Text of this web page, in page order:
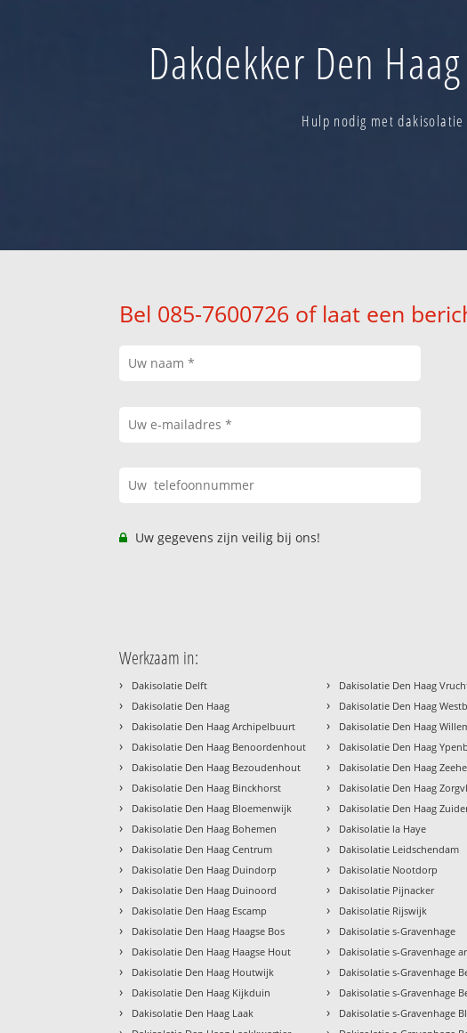
Dakdekker Den
Hulp nodig met
Bel 085-7600726 of laat een
Uw gegevens zijn veilig bij ons!
Werkzaam in:
› Dakisolatie Delft
› Dakisolatie Den Haag
› Dakisolatie Den Haag Archipelbuurt
› Dakisolatie Den Haag Benoordenhout
› Dakisolatie Den Haag Bezoudenhout
› Dakisolatie Den Haag Binckhorst
› Dakisolatie Den Haag Bloemenwijk
› Dakisolatie Den Haag Bohemen
› Dakisolatie Den Haag Centrum
› Dakisolatie Den Haag Duindorp
› Dakisolatie Den Haag Duinoord
› Dakisolatie Den Haag Escamp
› Dakisolatie Den Haag Haagse Bos
› Dakisolatie Den Haag Haagse Hout
› Dakisolatie Den Haag Houtwijk
› Dakisolatie Den Haag Kijkduin
› Dakisolatie Den Haag Laak
› Dakisolatie Den Haag
› Dakisolatie Den Haag
› Dakisolatie Den Haag
› Dakisolatie Den Haag
› Dakisolatie Den Haag
› Dakisolatie Den Haag
› Dakisolatie Den Haag
› Dakisolatie la Haye
› Dakisolatie Leidschendam
› Dakisolatie Nootdorp
› Dakisolatie Pijnacker
› Dakisolatie Rijswijk
› Dakisolatie s-Gravenhage
› Dakisolatie s-Gravenhage
› Dakisolatie s-Gravenhage
› Dakisolatie s-Gravenhage
› Dakisolatie s-Gravenhage